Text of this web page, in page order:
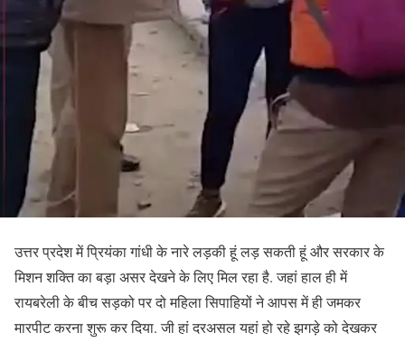
उत्तर प्रदेश में प्रियंका गांधी के नारे लड़की हूं लड़ सकती हूं और सरकार के
मिशन शक्ति का बड़ा असर देखने के लिए मिल रहा है. जहां हाल ही में
रायबरेली के बीच सड़को पर दो महिला सिपाहियों ने आपस में ही जमकर
मारपीट करना शुरू कर दिया. जी हां दरअसल यहां हो रहे झगड़े को देखकर